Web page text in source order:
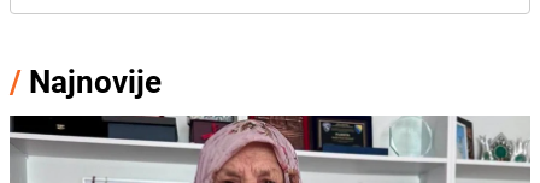
/ Najnovije